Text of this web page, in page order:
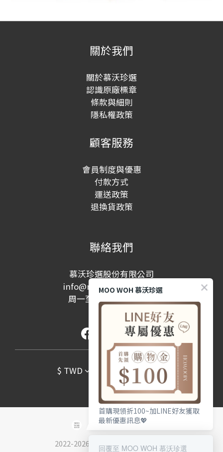
關於我們
關於慕沃珍選
認識原廠標章
條款與細則
隱私權政策
顧客服務
會員制度與優惠
付款方式
運送政策
退換貨政策
聯絡我們
慕沃珍選股份有限公司
info@moowohshop.com
周一至周五 10:00-17:00
(例假日除外)
$ TWD 繁體中文
2022-2026 © 慕沃珍選股份有限公司
MOO WOH 慕沃珍選
首購現領折100~加LINE好友獲取
最新優惠訊息💖
回覆至 MOO WOH 慕沃珍選